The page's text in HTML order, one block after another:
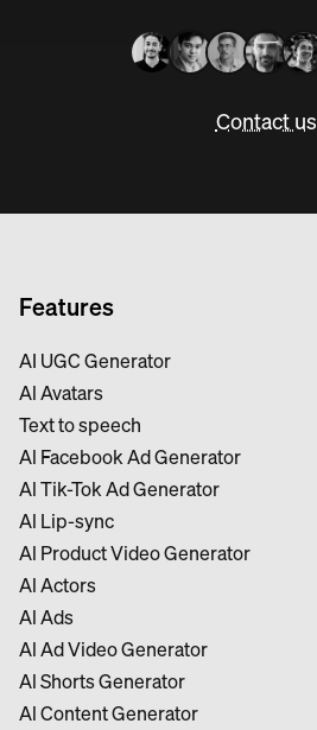
Contact us
Features
AI UGC Generator
Al Avatars
Text to speech
Al Facebook Ad Generator
Al Tik-Tok Ad Generator
Al Lip-sync
Al Product Video Generator
Al Actors
Al Ads
Al Ad Video Generator
Al Shorts Generator
Al Content Generator